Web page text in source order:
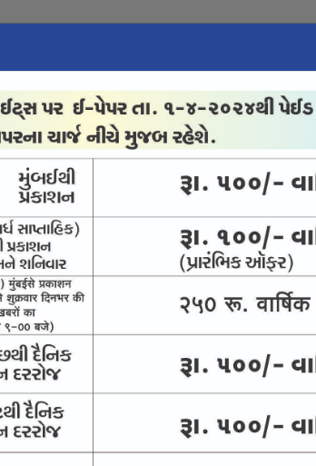
તંત્રી લેખ ઈ-પેપર